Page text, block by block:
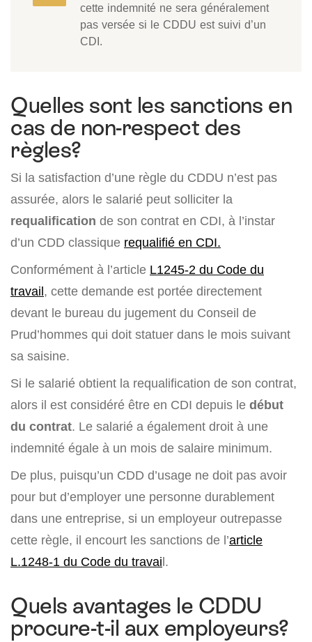
cette indemnité ne sera généralement
pas versée si le CDDU est suivi d’un
CDI.
Quelles sont les sanctions en
cas de non-respect des
règles?
Si la satisfaction d’une règle du CDDU n’est pas
assurée, alors le salarié peut solliciter la
requalification de son contrat en CDI, à l’instar
d’un CDD classique requalifié en CDI.
Conformément à l’article L1245-2 du Code du
travail, cette demande est portée directement
devant le bureau du jugement du Conseil de
Prud’hommes qui doit statuer dans le mois suivant
sa saisine.
Si le salarié obtient la requalification de son contrat,
alors il est considéré être en CDI depuis le début
du contrat. Le salarié a également droit à une
indemnité égale à un mois de salaire minimum.
De plus, puisqu’un CDD d’usage ne doit pas avoir
pour but d’employer une personne durablement
dans une entreprise, si un employeur outrepasse
cette règle, il encourt les sanctions de l’article
L.1248-1 du Code du travail.
Quels avantages le CDDU
procure-t-il aux employeurs?